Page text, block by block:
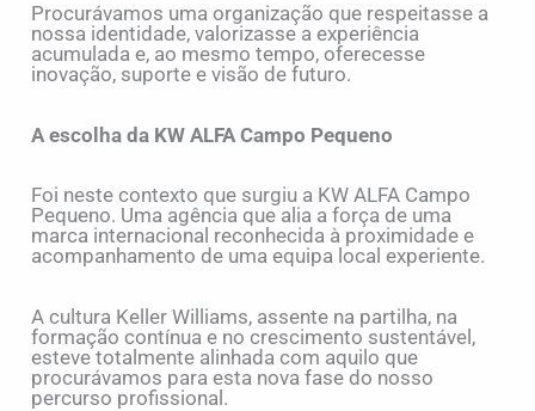
Procurávamos uma organização que respeitasse a
nossa identidade, valorizasse a experiência
acumulada e, ao mesmo tempo, oferecesse
inovação, suporte e visão de futuro.
A escolha da KW ALFA Campo Pequeno
Foi neste contexto que surgiu a KW ALFA Campo
Pequeno. Uma agência que alia a força de uma
marca internacional reconhecida à proximidade e
acompanhamento de uma equipa local experiente.
A cultura Keller Williams, assente na partilha, na
formação contínua e no crescimento sustentável,
esteve totalmente alinhada com aquilo que
procurávamos para esta nova fase do nosso
percurso profissional.